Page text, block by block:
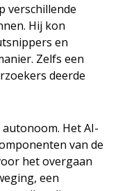
verschillende
Hij kon
en
Zelfs een
deerde
Het AI-
van de
het overgaan
een